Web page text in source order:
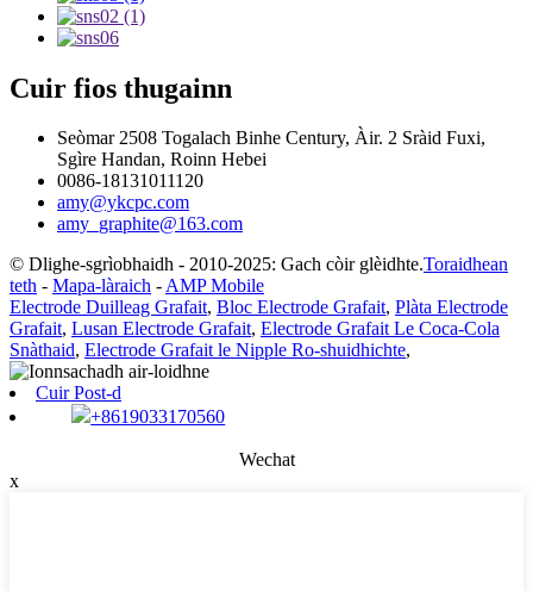
Cuir fios thugainn
Seòmar 2508 Togalach Binhe Century, Àir. 2 Sràid Fuxi,
Sgìre Handan, Roinn Hebei
0086-18131011120
amy@ykcpc.com
amy_graphite@163.com
© Dlighe-sgrìobhaidh - 2010-2025: Gach còir glèidhte.Toraidhean
teth - Mapa-làraich -AMP Mobile
Electrode Duilleag Grafait, Bloc Electrode Grafait, Plàta Electrode
Grafait, Lusan Electrode Grafait, Electrode Grafait Le Coca-Cola
Snàthaid, Electrode Grafait le Nipple Ro-shuidhichte,
Cuir Post-d
+8619033170560
Wechat
x